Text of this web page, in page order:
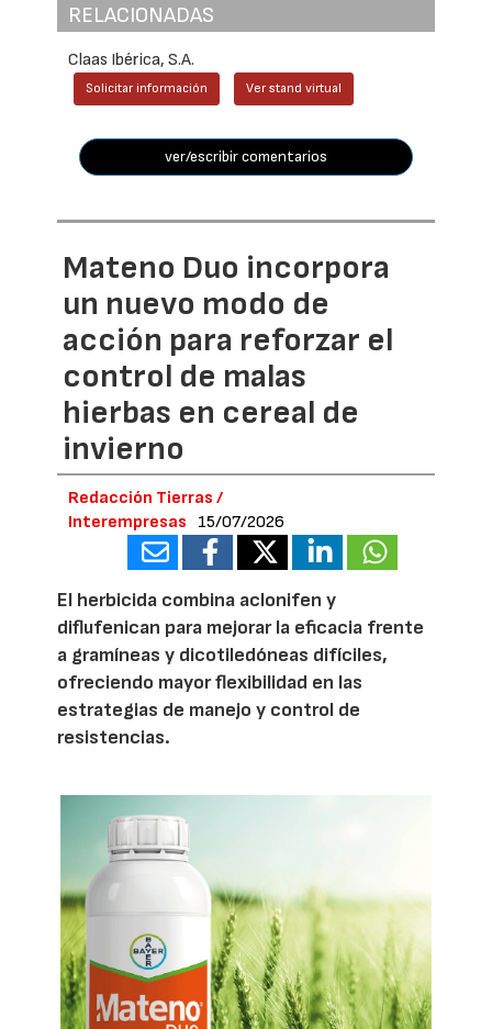
RELACIONADAS
Claas Ibérica, S.A.
Solicitar información Ver stand virtual
ver/escribir comentarios
Mateno Duo incorpora
un nuevo modo de
acción para reforzar el
control de malas
hierbas en cereal de
invierno
Redacción Tierras /
Interempresas
15/07/2026
El herbicida combina aclonifen y
diflufenican para mejorar la eficacia frente
a gramíneas y dicotiledóneas difíciles,
ofreciendo mayor flexibilidad en las
estrategias de manejo y control de
resistencias.